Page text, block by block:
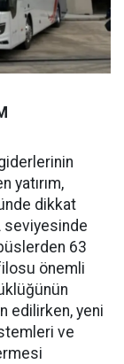
yatırım,
dikkat
seviyesinde
63
önemli
edilirken, yeni
ve